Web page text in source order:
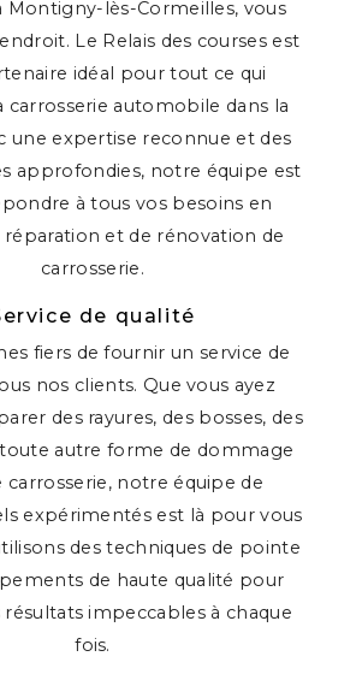
Montigny-lès-Cormeilles, vous
Le Relais des courses est
idéal pour tout ce qui
carrosserie automobile dans la
une expertise reconnue et des
approfondies, notre équipe est
à tous vos besoins en
et de rénovation de
carrosserie.
de qualité
fiers de fournir un service de
nos clients. Que vous ayez
des rayures, des bosses, des
autre forme de dommage
carrosserie, notre équipe de
expérimentés est là pour vous
des techniques de pointe
de haute qualité pour
résultats impeccables à chaque
fois.